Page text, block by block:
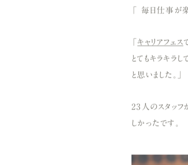
「 毎日仕事が楽
「
とてもキラキラ
と思いました。」
23人のスタッ
しかったです。